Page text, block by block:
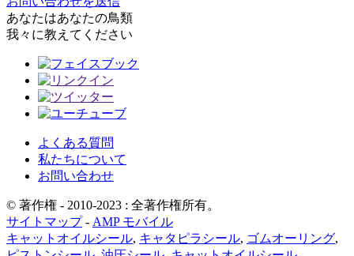
あなたはあなたの鳥類
我々に教えてください
よくある質問
私たちについて
お問い合わせ
© 著作権 - 2010-2023 : 全著作権所有。
サイトマップ- AMP モバイル
キャットオイルシール, キャタピラシール, ゴムオーリング,